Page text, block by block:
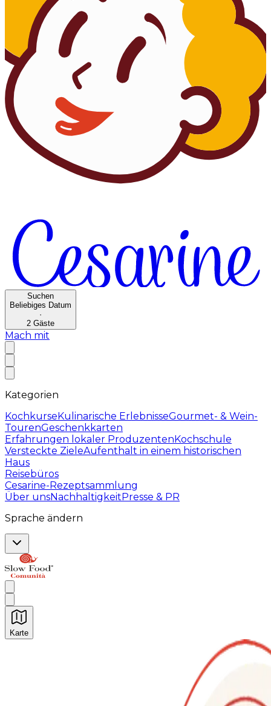
Suchen
Beliebiges Datum
·
2 Gäste
Mach mit
Kategorien
KochkurseKulinarische ErlebnisseGourmet- & Wein-
TourenGeschenkkarten
Erfahrungen lokaler ProduzentenKochschule
Versteckte ZieleAufenthalt in einem historischen
Haus
Reisebüros
Cesarine-Rezeptsammlung
Über unsNachhaltigkeitPresse & PR
Sprache ändern
Karte
Unvergessliche kulinarische Erlebnisse: